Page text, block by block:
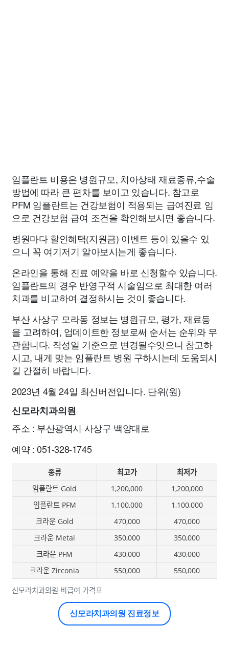
임플란트 비용은 병원규모, 치아상태 재료종류,수술
방법에 따라 큰 편차를 보이고 있습니다. 참고로
PFM 임플란트는 건강보험이 적용되는 급여진료 임
으로 건강보험 급여 조건을 확인해보시면 좋습니다.
병원마다 할인혜택(지원금) 이벤트 등이 있을수 있
으니 꼭 여기저기 알아보시는게 좋습니다.
온라인을 통해 진료 예약을 바로 신청할수 있습니다.
임플란트의 경우 반영구적 시술임으로 최대한 여러
치과를 비교하여 결정하시는 것이 좋습니다.
부산 사상구 모라동 정보는 병원규모, 평가, 재료등
을 고려하여, 업데이트한 정보로써 순서는 순위와 무
관합니다. 작성일 기준으로 변경될수잇으니 참고하
시고, 내게 맞는 임플란트 병원 구하시는데 도움되시
길 간절히 바랍니다.
2023년 4월 24일 최신버전입니다. 단위(원)
신모라치과의원
주소 : 부산광역시 사상구 백양대로
예약 : 051-328-1745
신모라치과의원 비급여 가격표
종류 최고가
최저가
임플란트 Gold
1,200,000
1,200,000
임플란트 PFM
1,100,000
1,100,000
크라운 Gold
470,000
470,000
크라운 Metal
350,000
350,000
크라운 PFM
430,000
430,000
크라운 Zirconia
550,000 550,000
신모라치과의원 진료정보